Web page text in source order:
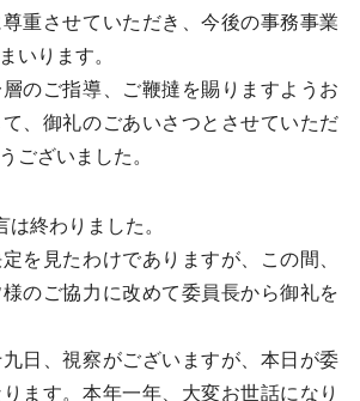
重させていただき、今後の事務事業
いります。
のご指導、ご鞭撻を賜りますようお
、御礼のごあいさつとさせていただ
ございました。
終わりました。
を見たわけでありますが、この間、
のご協力に改めて委員長から御礼を
日、視察がございますが、本日が委
ます。本年一年、大変お世話になり